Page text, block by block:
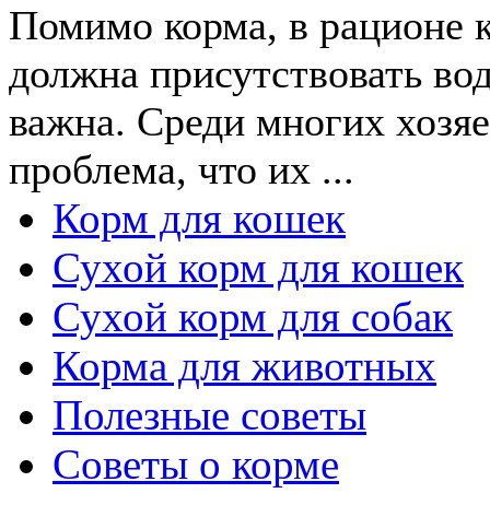
Помимо корма, в рационе
должна присутствовать
важна. Среди многих
проблема, что их ...
Корм для кошек
Сухой корм для кошек
Сухой корм для собак
Корма для животных
Полезные советы
Советы о корме